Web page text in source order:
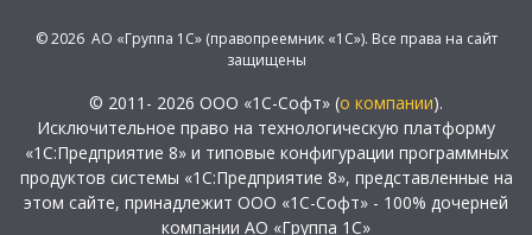
© 2026 АО «Группа 1С» (правопреемник «1С»). Все права на сайт
защищены
© 2011- 2026 ООО «1С-Софт» (о компании).
Исключительное право на технологическую платформу
«1С:Предприятие 8» и типовые конфигурации программных
продуктов системы «1С:Предприятие 8», представленные на
этом сайте, принадлежит ООО «1С-Софт» - 100% дочерней
компании АО «Группа 1С»